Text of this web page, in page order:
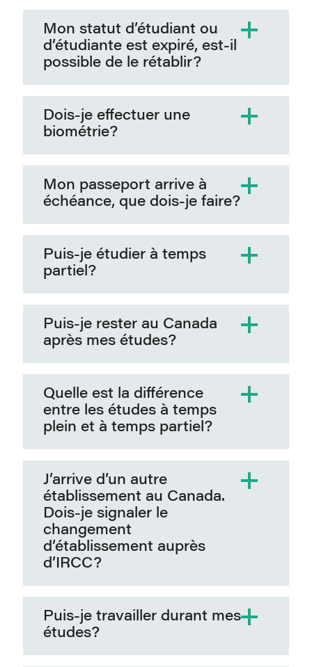
Mon statut d’étudiant ou
d’étudiante est expiré, est-il
possible de le rétablir?
Dois-je effectuer une
biométrie?
Mon passeport arrive à
échéance, que dois-je faire?
Puis-je étudier à temps
partiel?
Puis-je rester au Canada
après mes études?
Quelle est la différence
entre les études à temps
plein et à temps partiel?
J’arrive d’un autre
établissement au Canada.
Dois-je signaler le
changement
d’établissement auprès
d’IRCC?
Puis-je travailler durant mes
études?